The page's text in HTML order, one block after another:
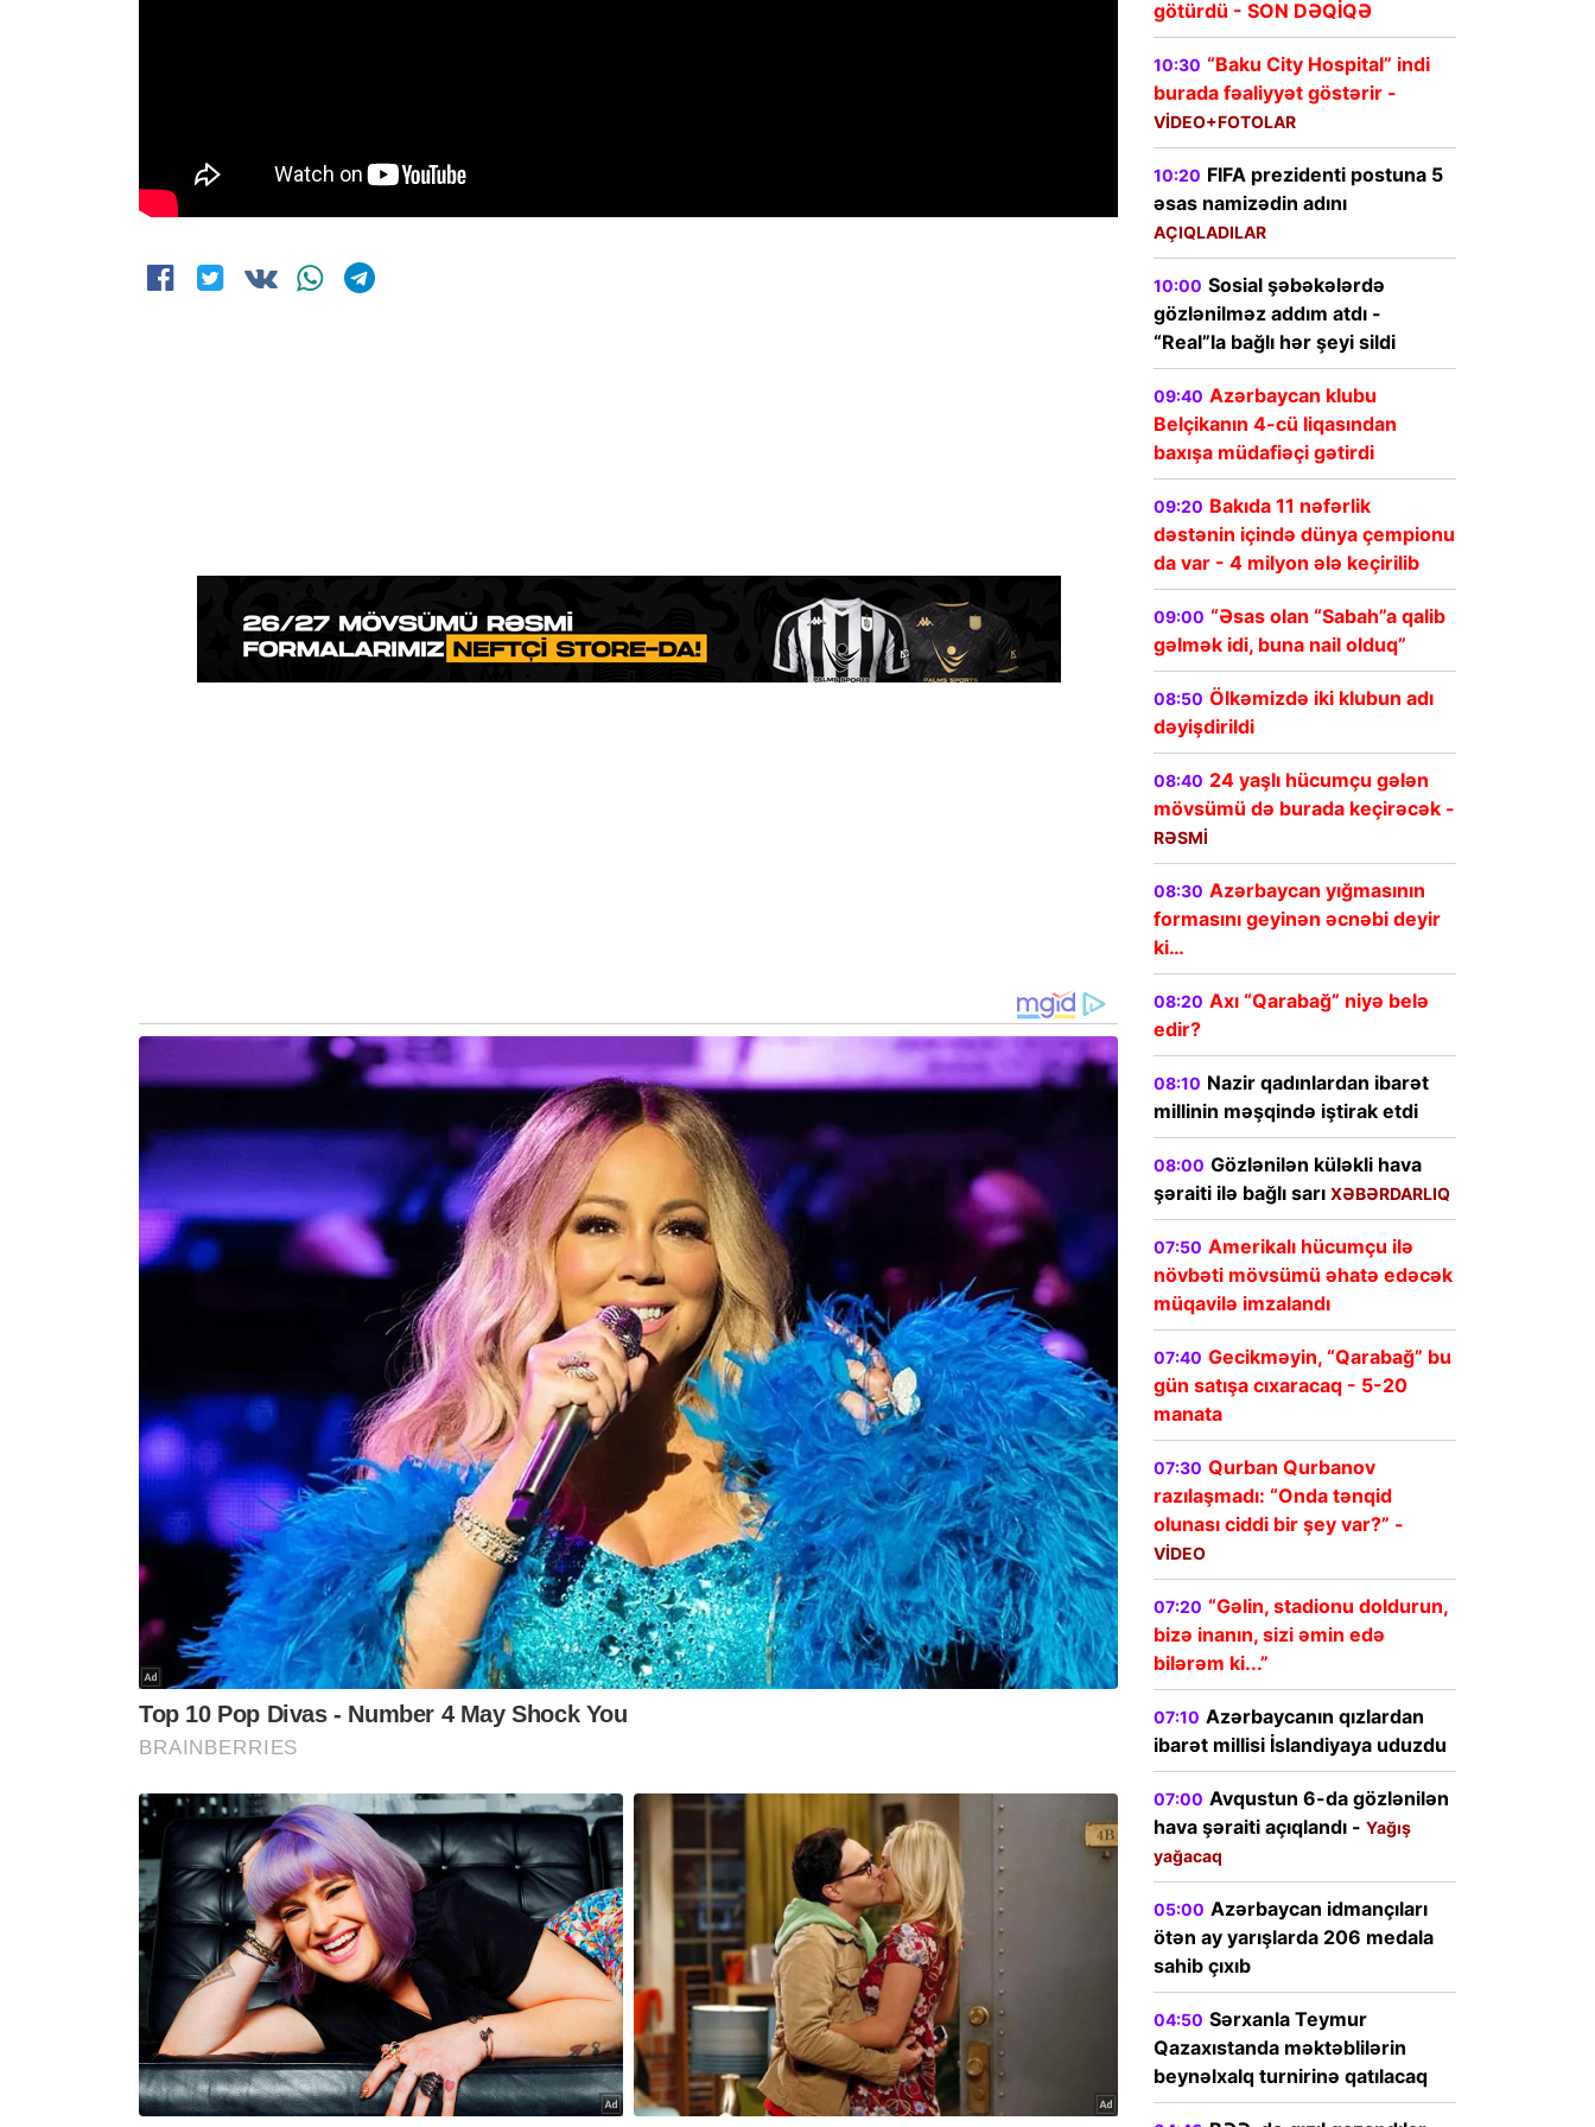
götürdü - SON DƏQİQƏ
10:30 “Baku City Hospital” indi
burada fəaliyyət göstərir -
VİDEO+FOTOLAR
10:20 FIFA prezidenti postuna 5
əsas namizədin adını
AÇIQLADILAR
10:00 Sosial şəbəkələrdə
gözlənilməz addım atdı -
“Real”la bağlı hər şeyi sildi
09:40 Azərbaycan klubu
Belçikanın 4-cü liqasından
baxışa müdafiəçi gətirdi
09:20 Bakıda 11 nəfərlik
dəstənin içində dünya çempionu
da var - 4 milyon ələ keçirilib
09:00 “Əsas olan “Sabah”a qalib
gəlmək idi, buna nail olduq”
08:50 Ölkəmizdə iki klubun adı
dəyişdirildi
08:40 24 yaşlı hücumçu gələn
mövsümü də burada keçirəcək -
RƏSMİ
08:30 Azərbaycan yığmasının
formasını geyinən əcnəbi deyir
ki…
08:20 Axı “Qarabağ” niyə belə
edir?
08:10 Nazir qadınlardan ibarət
millinin məşqində iştirak etdi
08:00 Gözlənilən küləkli hava
şəraiti ilə bağlı sarı XƏBƏRDARLIQ
07:50 Amerikalı hücumçu ilə
növbəti mövsümü əhatə edəcək
müqavilə imzalandı
07:40 Gecikməyin, “Qarabağ” bu
gün satışa cıxaracaq - 5-20
manata
07:30 Qurban Qurbanov
razılaşmadı: “Onda tənqid
olunası ciddi bir şey var?” -
VİDEO
07:20 “Gəlin, stadionu doldurun,
bizə inanın, sizi əmin edə
bilərəm ki...”
07:10 Azərbaycanın qızlardan
ibarət millisi İslandiyaya uduzdu
07:00 Avqustun 6-da gözlənilən
hava şəraiti açıqlandı - Yağış
yağacaq
05:00 Azərbaycan idmançıları
ötən ay yarışlarda 206 medala
sahib çıxıb
04:50 Sərxanla Teymur
Qazaxıstanda məktəblilərin
beynəlxalq turnirinə qatılacaq